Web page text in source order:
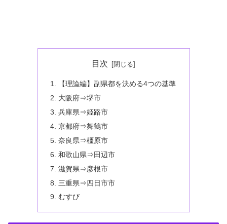
目次
【理論編】副県都を決める4つの基準
大阪府⇒堺市
兵庫県⇒姫路市
京都府⇒舞鶴市
奈良県⇒橿原市
和歌山県⇒田辺市
滋賀県⇒彦根市
三重県⇒四日市市
むすび